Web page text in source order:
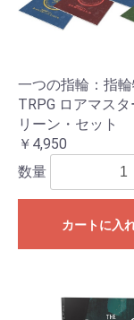
一つの指輪：指
TRPG ロアマスタ
リーン・セット
￥4,950
数量
カートに入